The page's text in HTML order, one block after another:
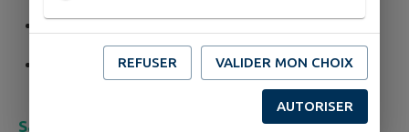
Supprimer les arbustes situés sous les arbres ;
Éviter les accumulations de matériaux
inflammables (bois, déchets verts…).
Sanctions
REFUSER VALIDER MON CHOIX
AUTORISER